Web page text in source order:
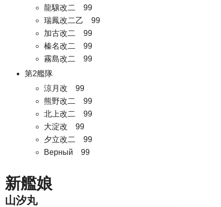
龍驤改二 99
瑞鳳改二乙 99
加古改二 99
榛名改二 99
霧島改二 99
第2艦隊
涼月改 99
熊野改二 99
北上改二 99
大淀改 99
夕立改二 99
Верный 99
新艦娘
山汐丸